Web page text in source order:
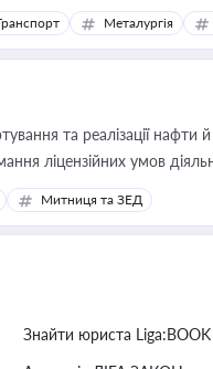
Металургія
та реалізації нафти
ліцензійних умов
Митниця та ЗЕД
Знайти юриста Liga:BOOK